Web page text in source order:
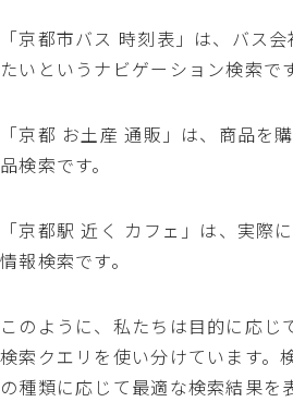
「京都市バス 時刻表」は、バス
たいというナビゲーション検索です
「京都 お土産 通販」は、商品を
品検索です。
「京都駅 近く カフェ」は、実際
情報検索です。
このように、私たちは目的に応じ
検索クエリを使い分けています。
の種類に応じて最適な検索結果を